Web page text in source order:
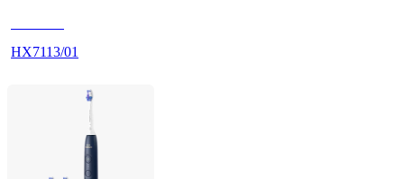
HX7113/01